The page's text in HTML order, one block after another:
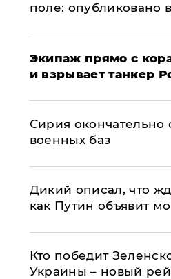
поле: опубликовано
Экипаж прямо с
и взрывает танкер
Сирия
военных баз
Дикий описал, что
как Путин объявит
Кто победит
Украины – новый